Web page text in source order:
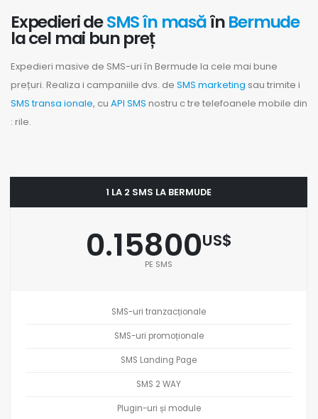
Expedieri deSMS în masăînBermude
la cel mai bun preț
Expedieri masive de SMS-uri în Bermude la cele mai bune
prețuri. Realiza i campaniile dvs. de SMS marketing sau trimite i
SMS transa ionale, cu API SMS nostru c tre telefoanele mobile din
: rile.
1 LA 2 SMS LA BERMUDE
0.15800US$
PE SMS
SMS-uri tranzacționale
SMS-uri promoționale
SMS Landing Page
SMS 2 WAY
Plugin-uri și module